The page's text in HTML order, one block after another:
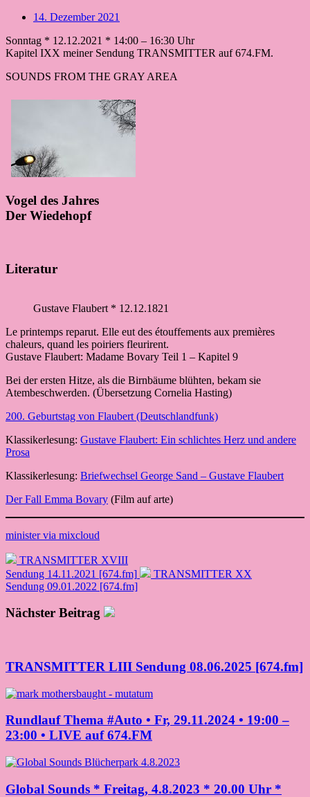
Beitragsdatum
14. Dezember 2021
Sonntag * 12.12.2021 * 14:00 – 16:30 Uhr
Kapitel IXX meiner Sendung TRANSMITTER auf 674.FM.
SOUNDS FROM THE GRAY AREA
Vogel des Jahres
Der Wiedehopf
Literatur
Gustave Flaubert * 12.12.1821
Le printemps reparut. Elle eut des étouffements aux premières
chaleurs, quand les poiriers fleurirent.
Gustave Flaubert: Madame Bovary Teil 1 – Kapitel 9
Bei der ersten Hitze, als die Birnbäume blühten, bekam sie
Atembeschwerden. (Übersetzung Cornelia Hasting)
200. Geburtstag von Flaubert (Deutschlandfunk)
Klassikerlesung: Gustave Flaubert: Ein schlichtes Herz und andere
Prosa
Klassikerlesung: Briefwechsel George Sand – Gustave Flaubert
Der Fall Emma Bovary (Film auf arte)
minister via mixcloud
TRANSMITTER XVIII
Sendung 14.11.2021 [674.fm]
TRANSMITTER XX
Sendung 09.01.2022 [674.fm]
Nächster Beitrag
TRANSMITTER LIII Sendung 08.06.2025 [674.fm]
Rundlauf Thema #Auto • Fr, 29.11.2024 • 19:00 –
23:00 • LIVE auf 674.FM
Global Sounds * Freitag, 4.8.2023 * 20.00 Uhr *